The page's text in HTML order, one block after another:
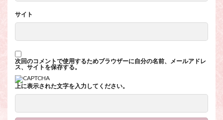
サイト
次回のコメントで使用するためブラウザーに自分の名前、メールアドレ
ス、サイトを保存する。
上に表示された文字を入力してください。